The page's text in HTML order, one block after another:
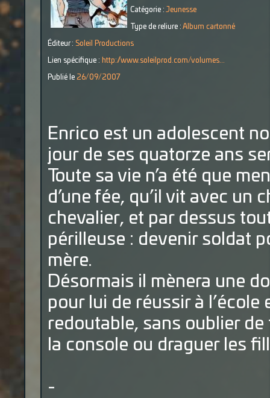
Catégorie : Jeunesse
Type de reliure : Album cartonné
Éditeur : Soleil Productions
Lien spécifique : http://www.soleilprod.com/volumes...
Publié le 26/09/2007
Enrico est un adolescent
jour de ses quatorze ans
Toute sa vie n’a été que
d’une fée, qu’il vit avec un
chevalier, et par dessus
périlleuse : devenir soldat
mère.
Désormais il mènera une
pour lui de réussir à
redoutable, sans oublier
la console ou draguer les
-